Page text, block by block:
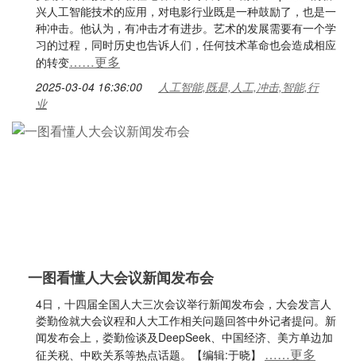
兴人工智能技术的应用，对电影行业既是一种鼓励了，也是一
种冲击。他认为，有冲击才有进步。艺术的发展需要有一个学
习的过程，同时历史也告诉人们，任何技术革命也会造成相应
的转变……更多
2025-03-04 16:36:00
人工智能,既是,人工,冲击,智能,行
业
一图看懂人大会议新闻发布会
4日，十四届全国人大三次会议举行新闻发布会，大会发言人
娄勤俭就大会议程和人大工作相关问题回答中外记者提问。新
闻发布会上，娄勤俭谈及DeepSeek、中国经济、美方单边加
征关税、中欧关系等热点话题。【编辑:于晓】 ……更多